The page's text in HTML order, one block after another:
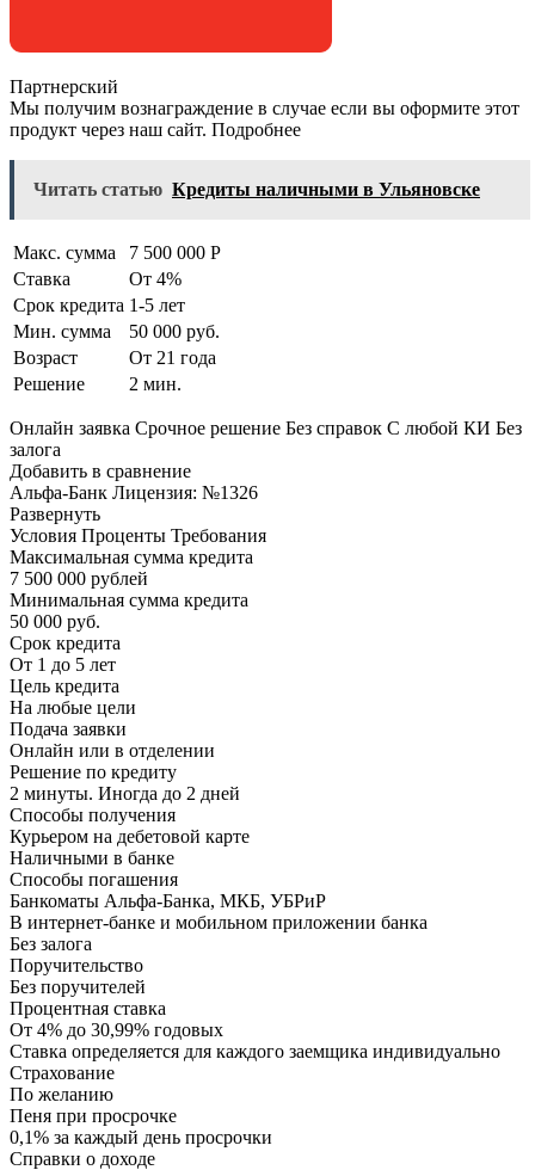
Партнерский
Мы получим вознаграждение в случае если вы оформите этот
продукт через наш сайт. Подробнее
Читать статью Кредиты наличными в Ульяновске
Макс. сумма
7 500 000 Р
Ставка
От 4%
Срок кредита 1-5 лет
Мин. сумма
50 000 руб.
Возраст
От 21 года
Решение
2 мин.
Онлайн заявка Срочное решение Без справок С любой КИ Без
залога
Добавить в сравнение
Альфа-Банк Лицензия: №1326
Развернуть
Условия Проценты Требования
Максимальная сумма кредита
7 500 000 рублей
Минимальная сумма кредита
50 000 руб.
Срок кредита
От 1 до 5 лет
Цель кредита
На любые цели
Подача заявки
Онлайн или в отделении
Решение по кредиту
2 минуты. Иногда до 2 дней
Способы получения
Курьером на дебетовой карте
Наличными в банке
Способы погашения
Банкоматы Альфа-Банка, МКБ, УБРиР
В интернет-банке и мобильном приложении банка
Без залога
Поручительство
Без поручителей
Процентная ставка
От 4% до 30,99% годовых
Ставка определяется для каждого заемщика индивидуально
Страхование
По желанию
Пеня при просрочке
0,1% за каждый день просрочки
Справки о доходе